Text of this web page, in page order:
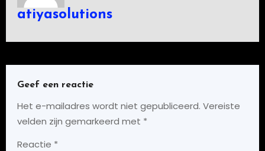
atiyasolutions
Geef een reactie
Het e-mailadres wordt niet gepubliceerd. Vereiste
velden zijn gemarkeerd met *
Reactie *